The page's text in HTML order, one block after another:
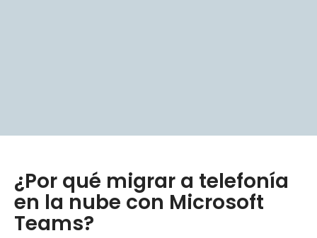
¿Por qué migrar a telefonía
en la nube con Microsoft
Teams?